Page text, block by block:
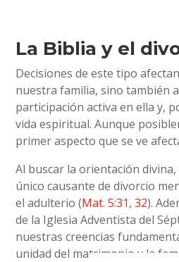
La Biblia y el
Decisiones de este tipo
nuestra familia, sino también
participación activa en ella y,
vida espiritual. Aunque
primer aspecto que se ve
Al buscar la orientación
único causante de divorcio
el adulterio (Mat. 5:31,32).
de la Iglesia Adventista del
nuestras creencias
unidad del matrimonio y la